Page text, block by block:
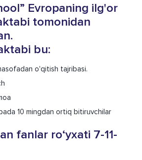
Evropaning ilg'or
tomonidan
bu:
o'qitish tajribasi.
10 mingdan ortiq bitiruvchilar
fanlar ro‘yхati 7-11-